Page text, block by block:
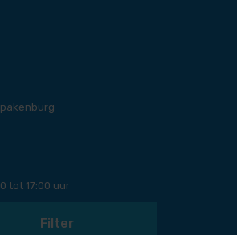
Filter
tot 17:00 uur
07